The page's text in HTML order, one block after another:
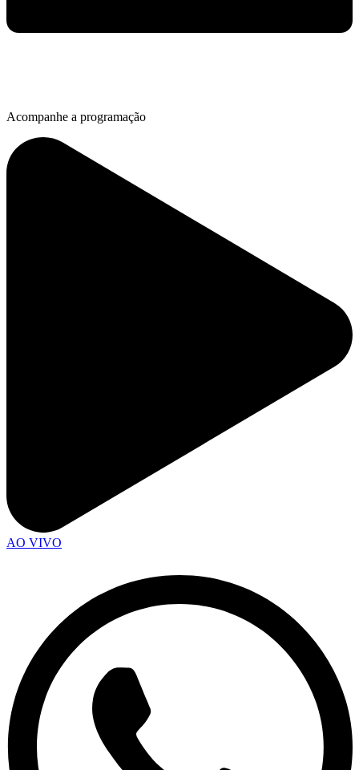
Acompanhe a programação
AO VIVO